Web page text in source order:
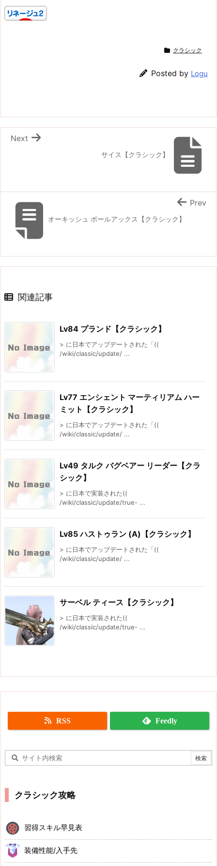
クラシック
Posted by Logu
サイス【クラシック】
Next
オーキッシュ ポールアックス【クラシック】
Prev
関連記事
Lv84 プランド【クラシック】
> に日本でアップデートされた「((
/wiki/classic/update/ ...
Lv77 エンシェント マーティリアム ハー
ミット【クラシック】
> に日本でアップデートされた「((
/wiki/classic/update/ ...
Lv49 タルク バグベアー リーダー【クラ
シック】
> に日本で実装された((
/wiki/classic/update/true- ...
Lv85 ハストゥラン (A)【クラシック】
> に日本でアップデートされた「((
/wiki/classic/update/ ...
サーベル ティース【クラシック】
> に日本で実装された((
/wiki/classic/update/true- ...
RSS Feedly
クラシック攻略
習得スキル早見表
装備性能/入手先